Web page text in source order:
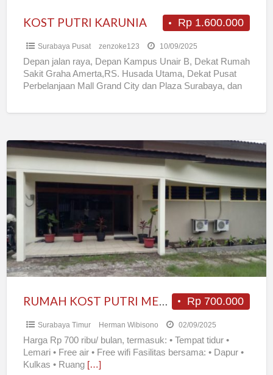
Rp 1.600.000
KOST PUTRI KARUNIA
Surabaya Pusat zenzoke123 10/09/2025
Depan jalan raya, Depan Kampus Unair B, Dekat Rumah
Sakit Graha Amerta,RS. Husada Utama, Dekat Pusat
Perbelanjaan Mall Grand City dan Plaza Surabaya, dan
RUMAH
KOST
PUTRI
MELATI23
Rp 700.000
RUMAH KOST PUTRI MELATI23
Surabaya Timur Herman Wibisono 02/09/2025
Harga Rp 700 ribu/ bulan, termasuk: • Tempat tidur •
Lemari • Free air • Free wifi Fasilitas bersama: • Dapur •
Kulkas • Ruang […]